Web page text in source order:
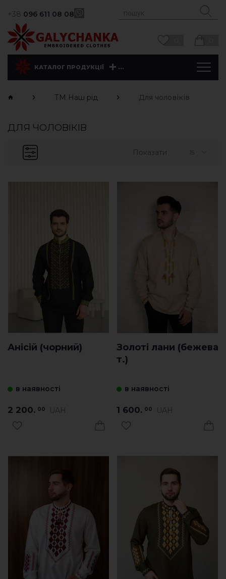
+38 096 611 08 08
КАТАЛОГ ПРОДУКЦІЇ ...
ТМ Наш рід Для чоловіків
ДЛЯ ЧОЛОВІКІВ
Показати 15
Анісій (чорний)
в наявності
2 200. 00 UAH
Золоті лани (бежева
т.)
в наявності
1 600. 00 UAH